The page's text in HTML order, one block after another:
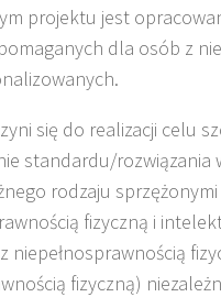
projektu jest
dla osób z
się do realizacji celu
standardu/rozwiązania
rodzaju
fizyczną i
niepełnosprawnością
fizyczną)